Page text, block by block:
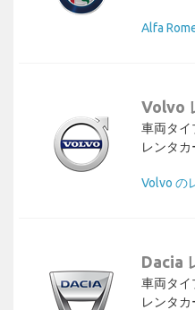
Alfa
Volvo
車両タイ
レンタカ
Volvo の
Dacia
車両タイ
レンタカ